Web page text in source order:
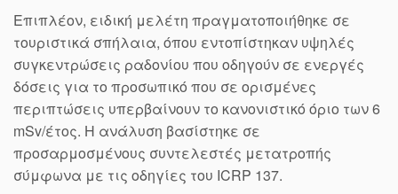
Επιπλέον, ειδική μελέτη πραγματοποιήθηκε σε
τουριστικά σπήλαια, όπου εντοπίστηκαν υψηλές
συγκεντρώσεις ραδονίου που οδηγούν σε ενεργές
δόσεις για το προσωπικό που σε ορισμένες
περιπτώσεις υπερβαίνουν το κανονιστικό όριο των 6
mSv/έτος. Η ανάλυση βασίστηκε σε
προσαρμοσμένους συντελεστές μετατροπής
σύμφωνα με τις οδηγίες του ICRP 137.